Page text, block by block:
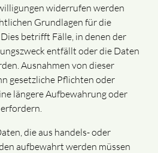
widerrufen werden
Grundlagen für die
betrifft Fälle, in denen der
entfällt oder die Daten
Ausnahmen von dieser
gesetzliche Pflichten oder
längere Aufbewahrung oder
die aus handels- oder
aufbewahrt werden müssen